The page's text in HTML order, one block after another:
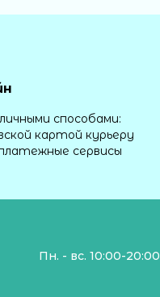
способами:
картой курьеру
сервисы
Пн. - вс. 10:00-20:00